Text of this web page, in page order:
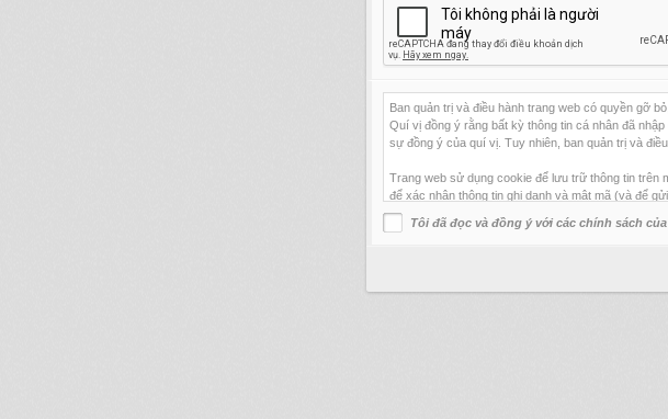
Ban quản trị và điều hành trang web có quyền gỡ
Quí vị đồng ý rằng bất kỳ thông tin cá nhân đã
sự đồng ý của quí vị. Tuy nhiên, ban quản trị và
Trang web sử dụng cookie để lưu trữ thông tin
để xác nhận thông tin ghi danh và mật mã (và để
Quí vị đồng ý là không được sử dụng bất kỳ công
Tôi đã đọc và đồng ý với các chính sách